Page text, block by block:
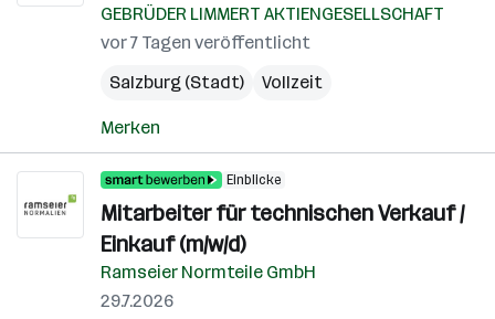
GEBRÜDER LIMMERT AKTIENGESELLSCHAFT
vor 7 Tagen veröffentlicht
Salzburg (Stadt)
Vollzeit
Merken
Einblicke
Mitarbeiter für technischen Verkauf /
Einkauf (m/w/d)
Ramseier Normteile GmbH
29.7.2026